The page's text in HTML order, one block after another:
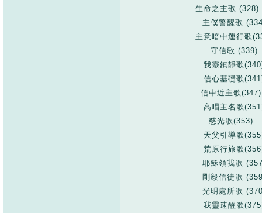
生命之主歌 (328)
主僕警醒歌
主意暗中運行歌
守信歌 (339)
我靈鎮靜歌
信心基礎歌
信中近主歌
高唱主名歌
慈光歌(353)
天父引導歌
荒原行旅歌
耶穌領我歌
剛毅信徒歌
光明處所歌
我靈速醒歌